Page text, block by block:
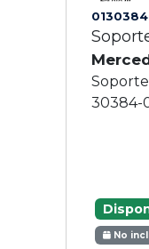
30384-
No